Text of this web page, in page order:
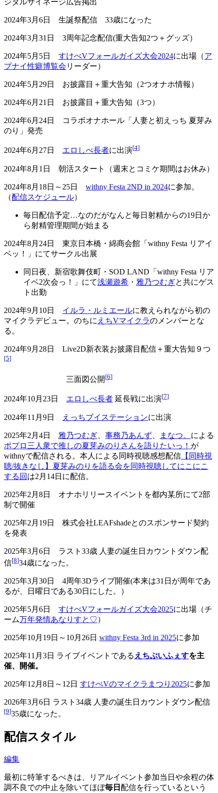
ジタルサイネージ広告掲出
2024年3月6日 生誕祭配信 33歳になった
2024年3月31日 3周年記念配信(重大告知2つ＋グッズ）
2024年5月5日 すけべVフォールガイズ大会2024に出場（ア
ブナイ性癖博覧会 リーダー）
2024年5月29日 お披露目＋重大告知（2つオナホ情報）
2024年6月21日 お披露目＋重大告知（3つ）
2024年6月24日 コラボオナホール「人妻と初えっち 夏芽み
のり」発売
2024年6月27日 エロしべ長者に出演[4]
2024年8月1日 朝活スタート（週末とコミケ期間はお休み）
2024年8月18日～25日 withny Festa 2ND in 2024に参加。
（配信スケジュール）
毎日配信予定…なのだがなんと毎日射精からの19日か
ら射精管理期間が始まる
2024年8月24日 東京日本橋・綿商会館「withny Festa リアイ
ベッ！」にてサークル出展
同日夜、新宿歌舞伎町・SOD LAND「withny Festa リア
イベ2次会っ！」にて浅瀬遊希 ・ 雅乃つむぎと共にゲス
ト出勤
2024年9月10日 イルラ・ルミエールに教えられながら初の
マイクラデビュー。のちに えちVマイクラのメンバーとな
る。
2024年9月28日 Live2D新衣装お披露目配信＋重大告知９つ
[5]
三面図公開 [6]
2024年10月23日 エロしべ長者 延長戦に出演[7]
2024年11月9日 えっちブイステーションに出演
2025年2月4日 雅乃つむぎ 事務乃あんず まなつ。 による
ポプロ三人衆で推しの夏芽みのりさんを語りたいっ！ が
withnyで配信される。本人による同時視聴感想配信 【同時視
聴/抜きなし】夏芽みのりを語る会を同時視聴してにこにこ
する回 は2月14日に配信。
2025年2月8日 オナホリリースイベントを都内某所にて2部
制で開催
2025年2月19日 株式会社LEAFshadeとのスポンサード契約
を発表
2025年3月6日 ラスト33歳 人妻の誕生日カウントダウン配
信[8]34歳になった。
2025年3月30日 4周年3Dライブ開催(本来は31日が周年であ
るが、日曜日である30日にした。）
2025年5月6日 すけべVフォールガイズ大会2025に出場（チ
ーム万年発情あなりすと♡）
2025年10月19日～10月26日 withny Festa 3rd in 2025に参加
2025年11月3日 ライブイベントである えちぶいふぇすを主
催、開催。
2025年12月8日～12日 すけべVのマイクラまつり2025に参加
2026年3月6日 ラスト34歳 人妻の誕生日カウントダウン配信
[9]35歳になった。
配信スタイル
編集
最初に特筆するべきは、リアルイベント参加当日や余程の体
調不良での中止を除いてほぼ毎日 配信を行っているという